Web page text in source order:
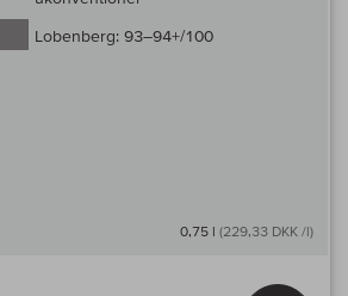
Lobenberg: 93–94+/100
0,75 l (229,33 DKK /l)